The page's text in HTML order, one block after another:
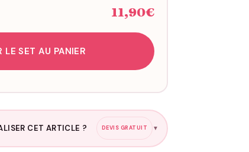
11,90€
LE SET AU PANIER
CET ARTICLE ? DEVIS GRATUIT ▼